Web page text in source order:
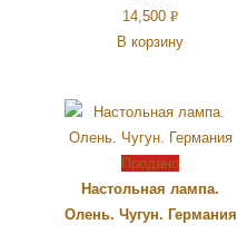
14,500 Р
УБ.
В корзину
Продано
Настольная лампа.
Олень. Чугун. Германия